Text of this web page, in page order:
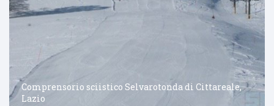
Comprensorio sciistico Selvarotonda di Cittareale,
Lazio